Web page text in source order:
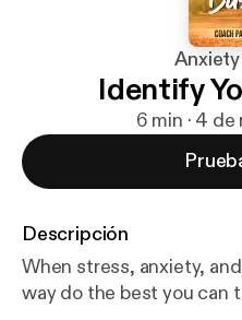
Identify
6 min · 4
Descripción
When stress, anxiety,
way do the best you can